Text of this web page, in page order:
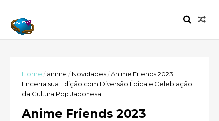
Home / anime / Novidades/Anime Friends 2023
Encerra sua Edição com Diversão Épica e Celebração
da Cultura Pop Japonesa
Anime Friends 2023